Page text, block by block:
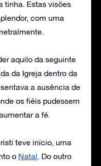
tinha. Estas visões
com uma
aquilo da seguinte
da Igreja dentro da
a ausência de
os fiéis pudessem
a fé.
teve início, uma
o Natal. Do outro